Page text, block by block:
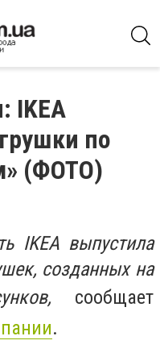
IKEA
по
(ФОТО)
IKEA выпустила
созданных на
сообщает
.